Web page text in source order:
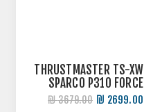
THRUSTMASTER TS-XW
SPARCO P310 FORCE
FEEDBACK *מוצר
2699.00 ₪
3679.00 ₪